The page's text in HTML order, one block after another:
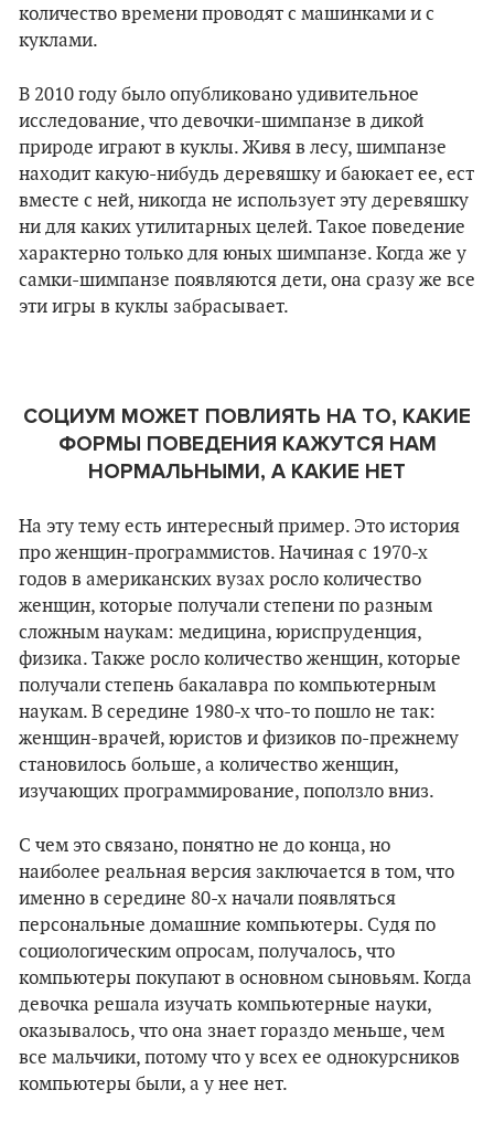
количество времени проводят с машинками и с
куклами.
В 2010 году было опубликовано удивительное
исследование, что девочки-шимпанзе в дикой
природе играют в куклы. Живя в лесу, шимпанзе
находит какую-нибудь деревяшку и баюкает ее, ест
вместе с ней, никогда не использует эту деревяшку
ни для каких утилитарных целей. Такое поведение
характерно только для юных шимпанзе. Когда же у
самки-шимпанзе появляются дети, она сразу же все
эти игры в куклы забрасывает.
СОЦИУМ МОЖЕТ ПОВЛИЯТЬ НА ТО, КАКИЕ
ФОРМЫ ПОВЕДЕНИЯ КАЖУТСЯ НАМ
НОРМАЛЬНЫМИ, А КАКИЕ НЕТ
На эту тему есть интересный пример. Это история
про женщин-программистов. Начиная с 1970-х
годов в американских вузах росло количество
женщин, которые получали степени по разным
сложным наукам: медицина, юриспруденция,
физика. Также росло количество женщин, которые
получали степень бакалавра по компьютерным
наукам. В середине 1980-х что-то пошло не так:
женщин-врачей, юристов и физиков по-прежнему
становилось больше, а количество женщин,
изучающих программирование, поползло вниз.
С чем это связано, понятно не до конца, но
наиболее реальная версия заключается в том, что
именно в середине 80-х начали появляться
персональные домашние компьютеры. Судя по
социологическим опросам, получалось, что
компьютеры покупают в основном сыновьям. Когда
девочка решала изучать компьютерные науки,
оказывалось, что она знает гораздо меньше, чем
все мальчики, потому что у всех ее однокурсников
компьютеры были, а у нее нет.